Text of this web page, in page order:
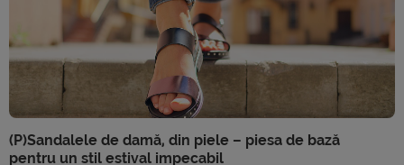
(P)Sandalele de damă, din piele – piesa de bază
pentru un stil estival impecabil